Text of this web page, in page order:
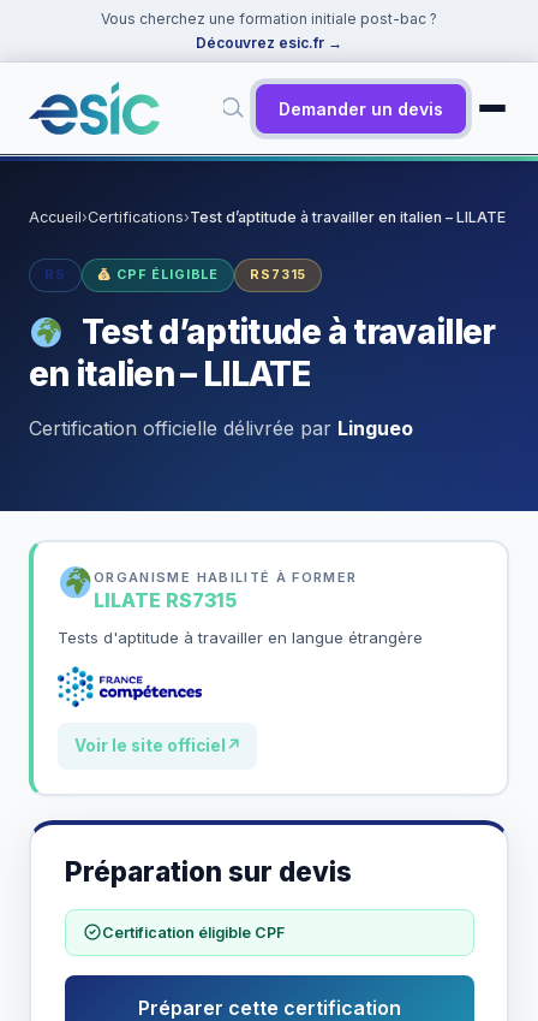
Vous cherchez une formation initiale post-bac ?
Découvrez esic.fr →
Demander un devis
Rechercher ✕
Suggestions :Cybersécurité·React·Power BI
Docker
Accueil›Certifications›Test d’aptitude à travailler en italien – LILATE
RS CPF ÉLIGIBLE RS7315
Test d’aptitude à travailler
en italien – LILATE
Certification officielle délivrée par Lingueo
ORGANISME HABILITÉ À FORMER
LILATE RS7315
Tests d'aptitude à travailler en langue étrangère
Voir le site officiel↗
Préparation sur devis
Certification éligible CPF
Préparer cette certification